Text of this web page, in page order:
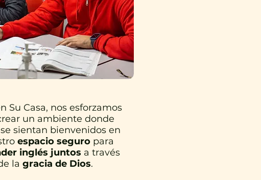
Su Casa, nos esforzamos
un ambiente donde
sientan bienvenidos en
espacio seguropara
inglés juntos a través
la gracia de Dios.